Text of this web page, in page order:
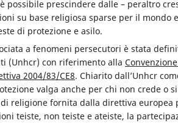
possibile prescindere dalle – peraltro
su base religiosa sparse per il mondo
di protezione e asilo.
a fenomeni persecutori è stata
(Unhcr) con riferimento alla
2004/83/CE8. Chiarito dall’Unhcr
valga anche per chi non crede o
religione fornita dalla direttiva
teiste, non teiste e ateiste, la